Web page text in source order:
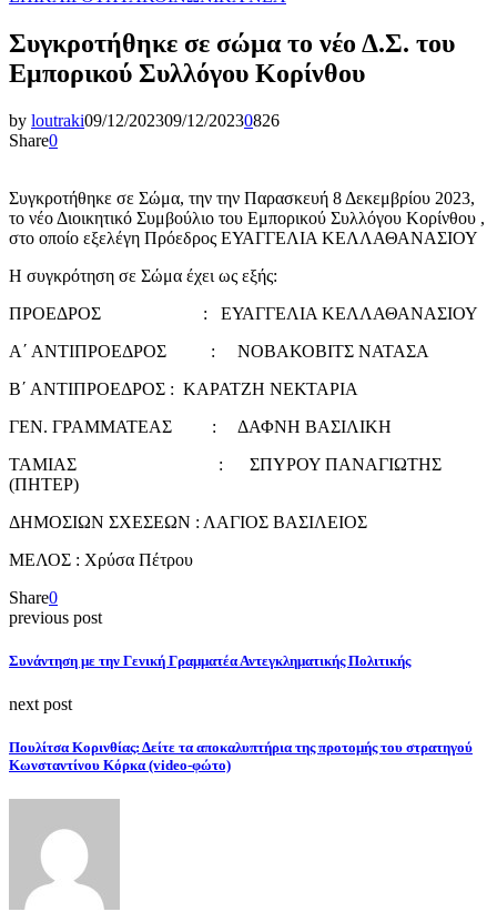
Συγκροτήθηκε σε σώμα το νέο Δ.Σ. του
Εμπορικού Συλλόγου Κορίνθου
by loutraki09/12/202309/12/20230826
Share0
Συγκροτήθηκε σε Σώμα, την την Παρασκευή 8 Δεκεμβρίου 2023,
το νέο Διοικητικό Συμβούλιο του Εμπορικού Συλλόγου Κορίνθου ,
στο οποίο εξελέγη Πρόεδρος ΕΥΑΓΓΕΛΙΑ ΚΕΛΛΑΘΑΝΑΣΙΟΥ
Η συγκρότηση σε Σώμα έχει ως εξής:
ΠΡΟΕΔΡΟΣ : ΕΥΑΓΓΕΛΙΑ ΚΕΛΛΑΘΑΝΑΣΙΟΥ
Α΄ ΑΝΤΙΠΡΟΕΔΡΟΣ : ΝΟΒΑΚΟΒΙΤΣ ΝΑΤΑΣΑ
Β΄ ΑΝΤΙΠΡΟΕΔΡΟΣ : ΚΑΡΑΤΖΗ ΝΕΚΤΑΡΙΑ
ΓΕΝ. ΓΡΑΜΜΑΤΕΑΣ : ΔΑΦΝΗ ΒΑΣΙΛΙΚΗ
ΤΑΜΙΑΣ : ΣΠΥΡΟΥ ΠΑΝΑΓΙΩΤΗΣ
(ΠΗΤΕΡ)
ΔΗΜΟΣΙΩΝ ΣΧΕΣΕΩΝ : ΛΑΓΙΟΣ ΒΑΣΙΛΕΙΟΣ
ΜΕΛΟΣ : Χρύσα Πέτρου
Share0
previous post
Συνάντηση με την Γενική Γραμματέα Αντεγκληματικής Πολιτικής
next post
Πουλίτσα Κορινθίας: Δείτε τα αποκαλυπτήρια της προτομής του στρατηγού
Κωνσταντίνου Κόρκα (video-φώτο)